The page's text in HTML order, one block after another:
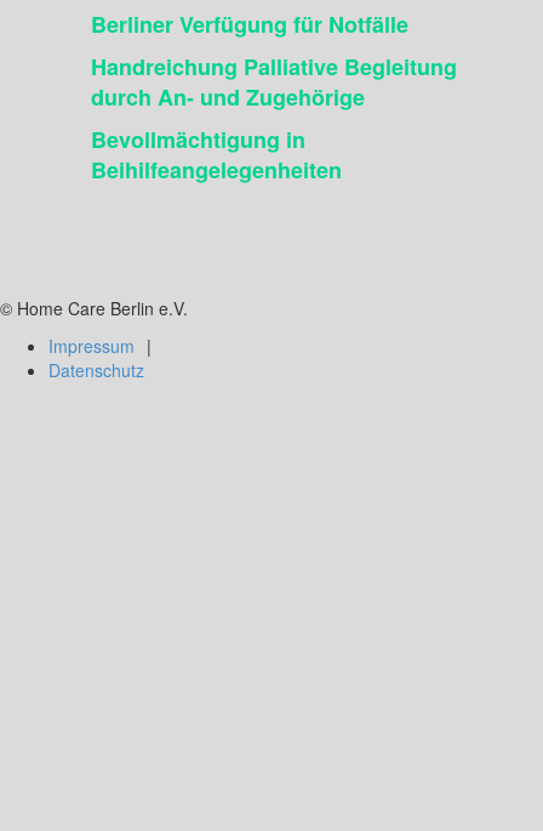
Berliner Verfügung für Notfälle
Handreichung Palliative Begleitung
durch An- und Zugehörige
Bevollmächtigung in
Beihilfeangelegenheiten
© Home Care Berlin e.V.
Impressum
Datenschutz